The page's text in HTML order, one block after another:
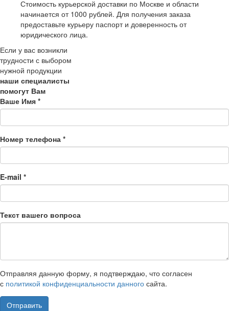
Стоимость курьерской доставки по Москве и области
начинается от 1000 рублей. Для получения заказа
предоставьте курьеру паспорт и доверенность от
юридического лица.
Если у вас возникли
трудности с выбором
нужной продукции
наши специалисты
помогут Вам
Ваше Имя *
Номер телефона *
E-mail *
Текст вашего вопроса
Отправляя данную форму, я подтверждаю, что согласен
с политикой конфиденциальности данного сайта.
Отправить